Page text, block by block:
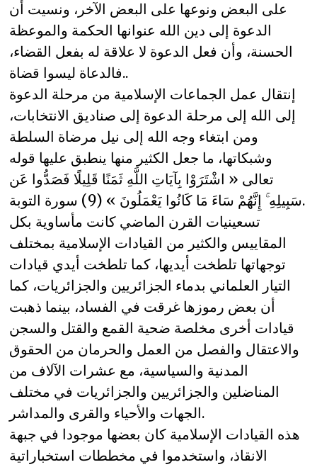
على البعض ونوعها على البعض الآخر، ونسيت أن
الدعوة إلى دين الله عنوانها الحكمة والموعظة
الحسنة، وأن فعل الدعوة لا علاقة له بفعل القضاء،
فالدعاة ليسوا قضاة..
إنتقال عمل الجماعات الإسلامية من مرحلة الدعوة
إلى الله إلى مرحلة الدعوة إلى صناديق الانتخابات،
ومن ابتغاء وجه الله إلى نيل مرضاة السلطة
وشبكاتها، ما جعل الكثير منها ينطبق عليها قوله
تعالى « اشْتَرَوْا بِآيَاتِ اللَّهِ ثَمَنًا قَلِيلًا فَصَدُّوا عَن
سَبِيلِهِ ۚ إِنَّهُمْ سَاءَ مَا كَانُوا يَعْمَلُونَ » (9) سورة التوبة.
تسعينيات القرن الماضي كانت مأساوية بكل
المقاييس والكثير من القيادات الإسلامية بمختلف
توجهاتها تلطخت أيديها، كما تلطخت أيدي قيادات
التيار العلماني بدماء الجزائريين والجزائريات، كما
أن بعض رموزها غرقت في الفساد، بينما ذهبت
قيادات أخرى مخلصة ضحية القمع والقتل والسجن
والاعتقال والفصل من العمل والحرمان من الحقوق
المدنية والسياسية، مع عشرات الآلاف من
المناضلين والجزائريين والجزائريات في مختلف
الجهات والأحياء والقرى والمداشر.
هذه القيادات الإسلامية كان بعضها موجودا في جبهة
الانقاذ، واستخدموا في مخططات استخباراتية